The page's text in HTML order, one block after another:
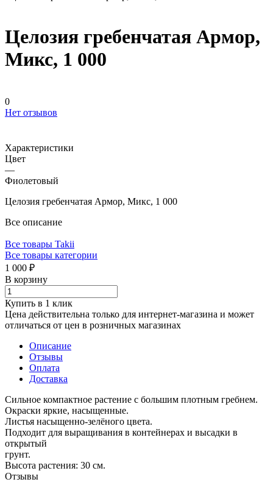
Целозия гребенчатая Армор,
Микс, 1 000
0
Нет отзывов
Характеристики
Цвет
—
Фиолетовый
Целозия гребенчатая Армор, Микс, 1 000
Все описание
Все товары Takii
Все товары категории
1 000 ₽
В корзину
Купить в 1 клик
Цена действительна только для интернет-магазина и может
отличаться от цен в розничных магазинах
Описание
Отзывы
Оплата
Доставка
Сильное компактное растение с большим плотным гребнем.
Окраски яркие, насыщенные.
Листья насыщенно-зелёного цвета.
Подходит для выращивания в контейнерах и высадки в
открытый
грунт.
Высота растения: 30 см.
Отзывы